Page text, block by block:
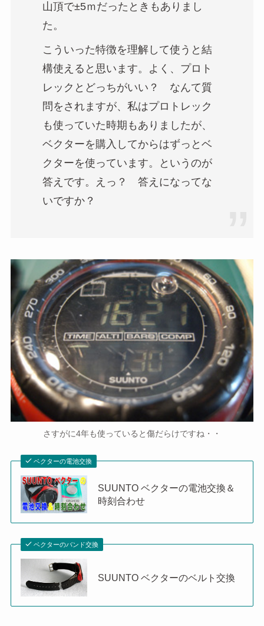
山頂で±5ｍだったときもありまし
た。
こういった特徴を理解して使うと結
構使えると思います。よく、プロト
レックとどっちがいい？ なんて質
問をされますが、私はプロトレック
も使っていた時期もありましたが、
ベクターを購入してからはずっとベ
クターを使っています。というのが
答えです。えっ？ 答えになってな
いですか？
さすがに4年も使っていると傷だらけですね・・
ベクターの電池交換
SUUNTO ベクターの電池交換＆
時刻合わせ
ベクターのバンド交換
SUUNTO ベクターのベルト交換